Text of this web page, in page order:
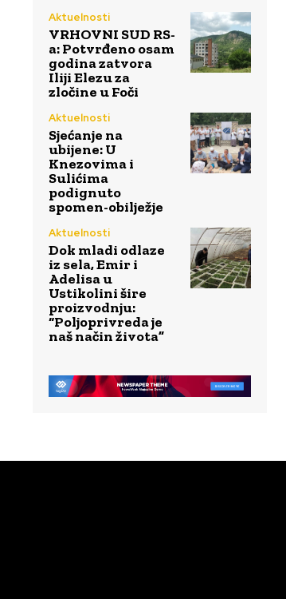
Aktuelnosti
VRHOVNI SUD RS-
a: Potvrđeno osam
godina zatvora
Iliji Elezu za
zločine u Foči
Aktuelnosti
Sjećanje na
ubijene: U
Knezovima i
Sulićima
podignuto
spomen-obilježje
Aktuelnosti
Dok mladi odlaze
iz sela, Emir i
Adelisa u
Ustikolini šire
proizvodnju:
“Poljoprivreda je
naš način života”